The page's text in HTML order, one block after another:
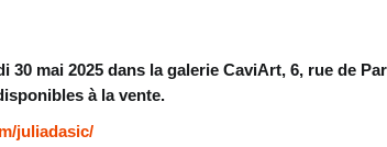
30 mai 2025 dans la galerie CaviArt, 6, rue de
à la vente.
juliadasic/